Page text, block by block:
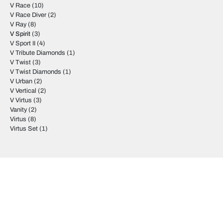
V Race (10)
V Race Diver (2)
V Ray(8)
V Spirit (3)
V Sport II (4)
V Tribute Diamonds (1)
V Twist (3)
V Twist Diamonds (1)
V Urban (2)
V Vertical (2)
V Virtus (3)
Vanity(2)
Virtus (8)
Virtus Set (1)